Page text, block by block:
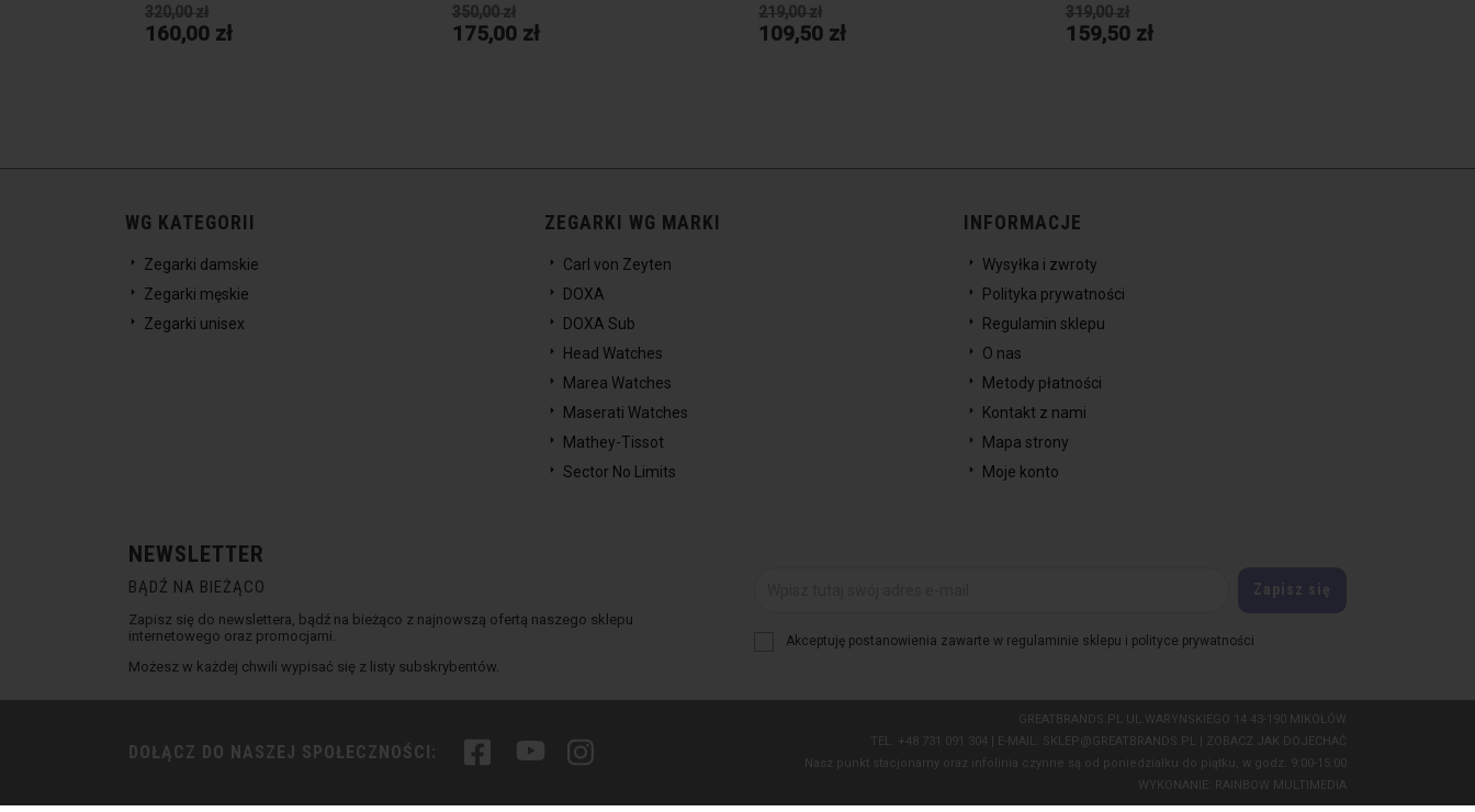
320,00 zł
160,00 zł
350,00 zł
175,00 zł
219,00 zł
109,50 zł
319,00 zł
159,50 zł
WG KATEGORII
Zegarki damskie
Zegarki męskie
Zegarki unisex
ZEGARKI WG MARKI
Carl von Zeyten
DOXA
DOXA Sub
Head Watches
Marea Watches
Maserati Watches
Mathey-Tissot
Sector No Limits
INFORMACJE
Wysyłka i zwroty
Polityka prywatności
Regulamin sklepu
O nas
Metody płatności
Kontakt z nami
Mapa strony
Moje konto
NEWSLETTER
BĄDŹ NA BIEŻĄCO
Zapisz się do newslettera, bądź na bieżąco z najnowszą ofertą naszego sklepu
internetowego oraz promocjami.
Możesz w każdej chwili wypisać się z listy subskrybentów.
Akceptuję postanowienia zawarte w regulaminie sklepu i polityce prywatności
DOŁĄCZ DO NASZEJ SPOŁECZNOŚCI: FacebookYouTube
GREATBRANDS.PL UL.WARYNSKIEGO 14 43-190 MIKOŁÓW
TEL.
+48 731 091 304 | E-MAIL: SKLEP@GREATBRANDS.PL | ZOBACZ JAK DOJECHAĆ
Nasz punkt stacjonarny oraz infolinia czynne są od poniedziałku do piątku, w godz. 9:00-15:00
WYKONANIE: RAINBOW MULTIMEDIA